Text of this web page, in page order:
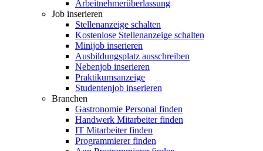
Arbeitnehmerüberlassung
Job inserieren
Stellenanzeige schalten
Kostenlose Stellenanzeige schalten
Minijob inserieren
Ausbildungsplatz ausschreiben
Nebenjob inserieren
Praktikumsanzeige
Studentenjob inserieren
Branchen
Gastronomie Personal finden
Handwerk Mitarbeiter finden
IT Mitarbeiter finden
Programmierer finden